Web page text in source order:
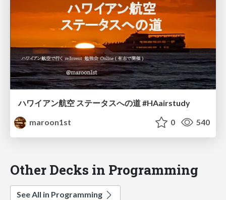
ハワイアン航空 ステータスへの道 #HAairstudy
maroon1st
0 540
Other Decks in Programming
See All in Programming